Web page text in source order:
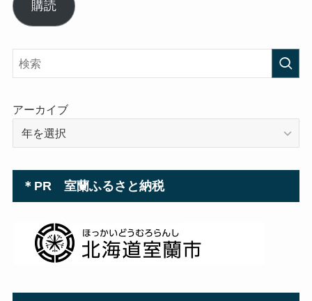
ル
ア
レ
ス
購読
アーカイブ
＊PR 室蘭ふるさと納税